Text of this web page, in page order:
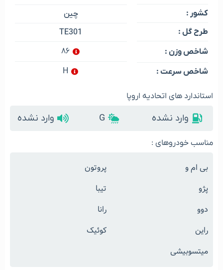
کشور :
طرح گل :
شاخص وزن :
شاخص سرعت :
چین
TE301
۸۶
H
استاندارد های اتحادیه اروپا
وارد نشده G وارد نشده
مناسب خودروهای :
بی ام و
پروتون
پژو
تیبا
دوو
رانا
راین
کوئیک
میتسوبیشی